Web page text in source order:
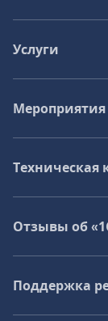
Услуги
Мероприятия
Техническая
Отзывы об
Поддержка